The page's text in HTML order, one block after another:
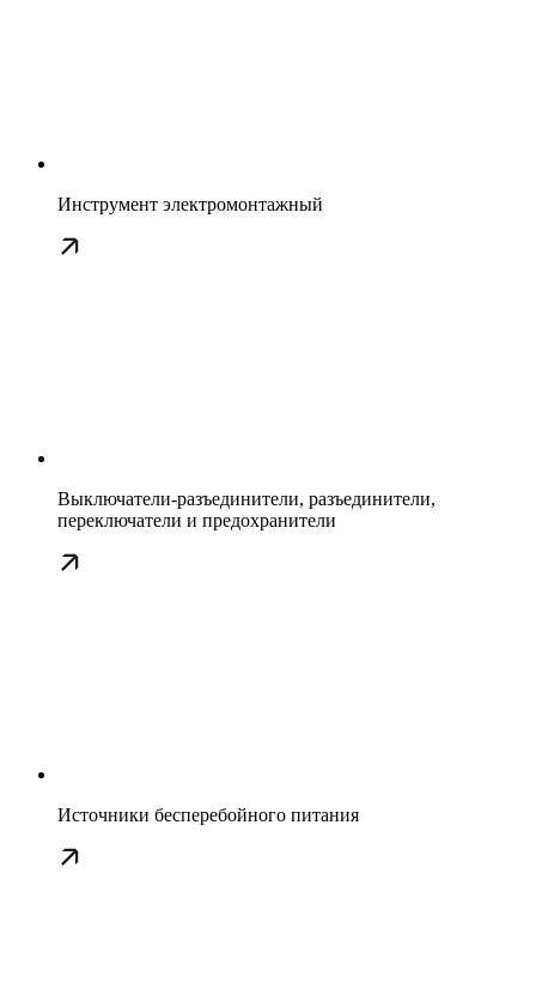
Инструмент электромонтажный
Выключатели-разъединители, разъединители,
переключатели и предохранители
Источники бесперебойного питания